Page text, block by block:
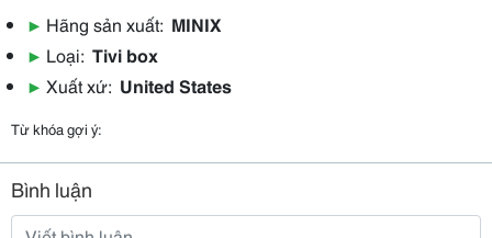
▶ Hãng sản xuất: MINIX
▶ Loại: Tivi box
▶ Xuất xứ: United States
Từ khóa gợi ý:
Bình luận